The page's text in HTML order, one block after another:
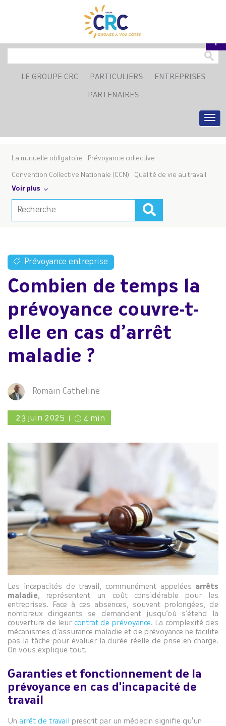
LE GROUPE CRC PARTICULIERS ENTREPRISES
PARTENAIRES
La mutuelle obligatoire Prévoyance collective
Convention Collective Nationale (CCN) Qualité de vie au travail
Voir plus
Prévoyance entreprise
Combien de temps la
prévoyance couvre-t-
elle en cas d’arrêt
maladie ?
Romain Catheline
23 juin 2025 4 min
Les incapacités de travail, communément appelées arrêts
maladie, représentent un coût considérable pour les
entreprises. Face à ces absences, souvent prolongées, de
nombreux dirigeants se demandent jusqu’où s’étend la
couverture de leur contrat de prévoyance. La complexité des
mécanismes d’assurance maladie et de prévoyance ne facilite
pas la tâche pour évaluer la durée réelle de prise en charge.
On vous explique tout.
Garanties et fonctionnement de la
prévoyance en cas d'incapacité de
travail
Un arrêt de travail prescrit par un médecin signifie qu'un